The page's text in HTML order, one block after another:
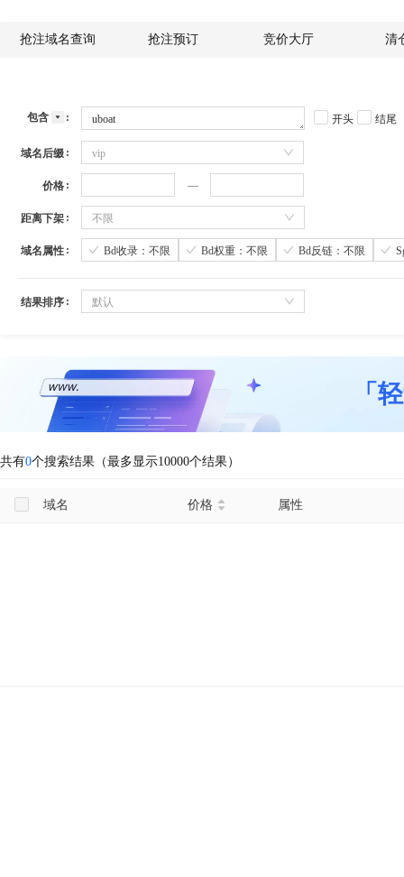
抢注域名查询 抢注预订 竞价大厅 清
包含 开头 结尾
域名后缀 vip
价格
距离下架 不限
域名属性 Bd收录：不限 Bd权重：不限 Bd反链：不限
结果排序 默认
「
共有0个搜索结果（最多显示10000个结果）
域名 价格 属性